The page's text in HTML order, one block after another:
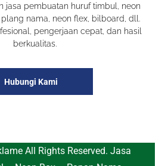
jasa pembuatan huruf timbul, neon
nama, neon flex, bilboard, dll.
pengerjaan cepat, dan hasil
berkualitas.
Hubungi Kami
All Rights Reserved. Jasa